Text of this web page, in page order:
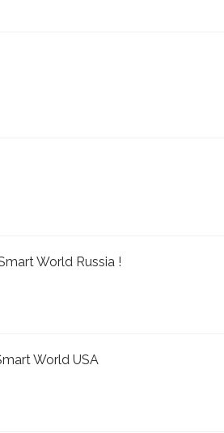
World Russia !
World USA